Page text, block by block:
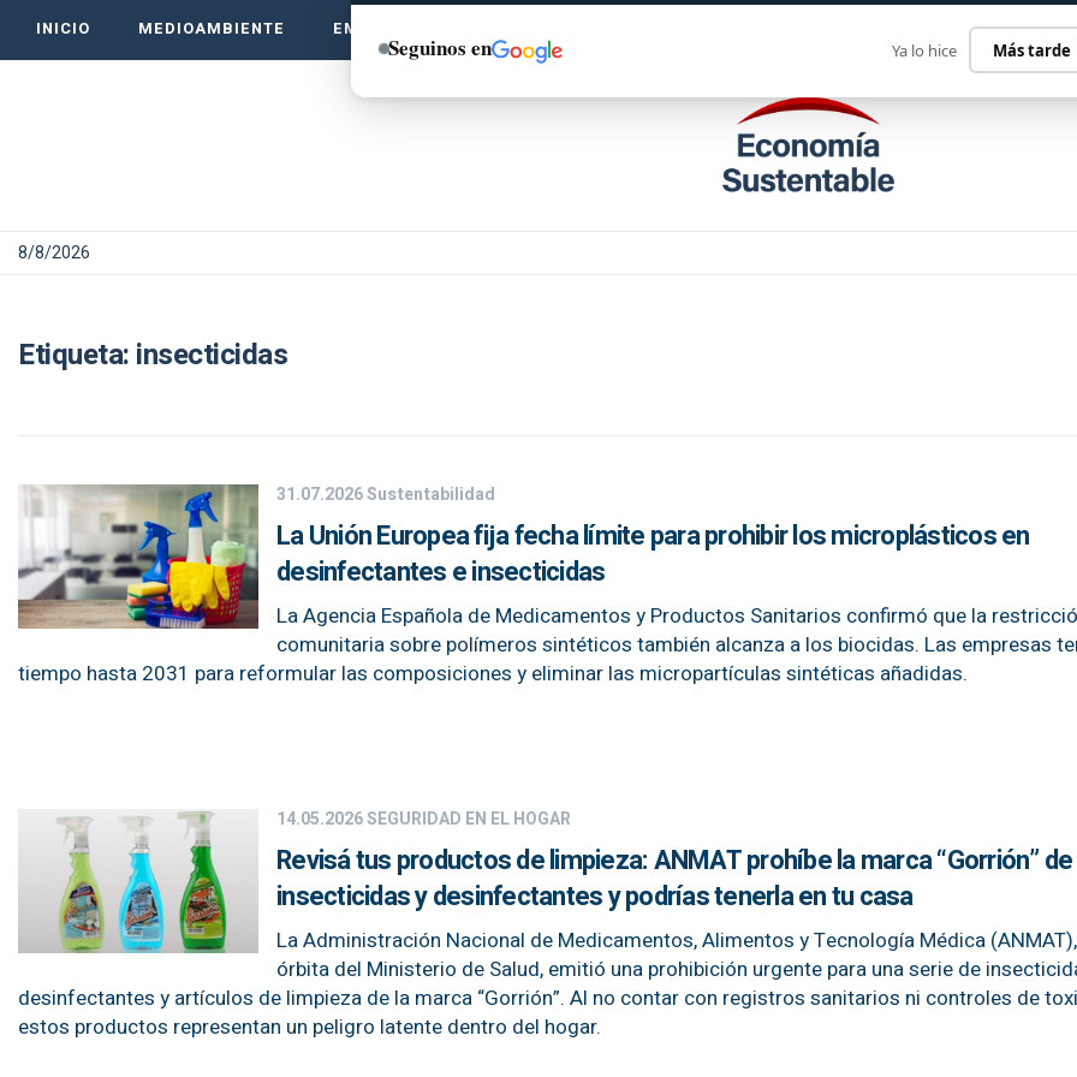
INICIO MEDIOAMBIENTE EMPRENDE VERDE
8/8/2026
Etiqueta: insecticidas
31.07.2026Sustentabilidad
La Unión Europea fija fecha límite para prohibir los microplásticos en
desinfectantes e insecticidas
La Agencia Española de Medicamentos y Productos Sanitarios confirmó que la
comunitaria sobre polímeros sintéticos también alcanza a los biocidas. Las empresas
tiempo hasta 2031 para reformular las composiciones y eliminar las micropartículas sintéticas añadidas.
14.05.2026SEGURIDAD EN EL HOGAR
Revisá tus productos de limpieza: ANMAT prohíbe la marca “Gorrión” de
insecticidas y desinfectantes y podrías tenerla en tu casa
La Administración Nacional de Medicamentos, Alimentos y Tecnología Médica
órbita del Ministerio de Salud, emitió una prohibición urgente para una serie de
desinfectantes y artículos de limpieza de la marca “Gorrión”. Al no contar con registros sanitarios ni controles de
estos productos representan un peligro latente dentro del hogar.
Seguinos en Ya lo hice Más tarde